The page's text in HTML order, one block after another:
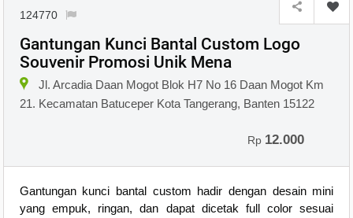
124770
Gantungan Kunci Bantal Custom Logo
Souvenir Promosi Unik Mena
Jl. Arcadia Daan Mogot Blok H7 No 16 Daan Mogot Km
21. Kecamatan Batuceper Kota Tangerang, Banten 15122
Rp 12.000
Gantungan kunci bantal custom hadir dengan desain mini
yang empuk, ringan, dan dapat dicetak full color sesuai